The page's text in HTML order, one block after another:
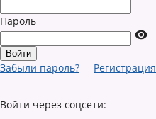
Пароль
Забыли пароль? Регистрация
Войти через соцсети: